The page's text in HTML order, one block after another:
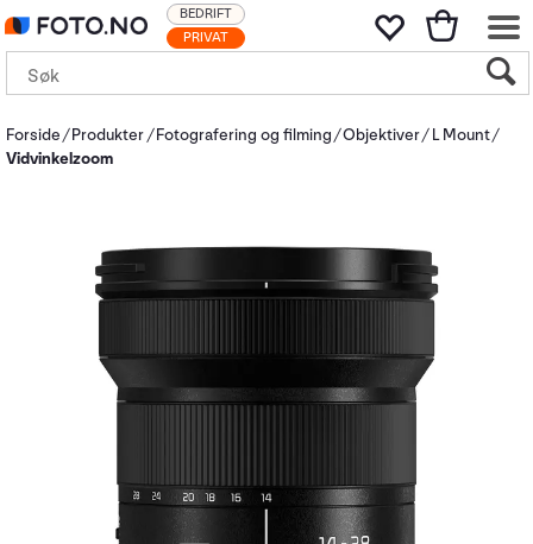
PRIVAT
BEDRIFT
Forside Produkter Fotografering og filming Objektiver
L Mount
Vidvinkelzoom